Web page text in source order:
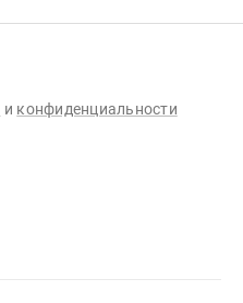
и конфиденциальности